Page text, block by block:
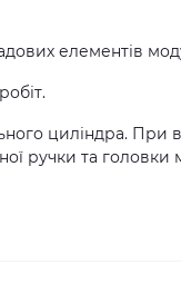
елементів
циліндра. При
ручки та